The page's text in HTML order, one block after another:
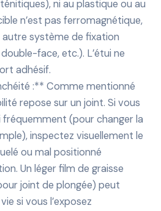
ni au plastique ou au
n’est pas ferromagnétique,
système de fixation
face, etc.). L’étui ne
adhésif.
:** Comme mentionné
repose sur un joint. Si vous
fréquemment (pour changer la
inspectez visuellement le
ou mal positionné
Un léger film de graisse
joint de plongée) peut
si vous l’exposez